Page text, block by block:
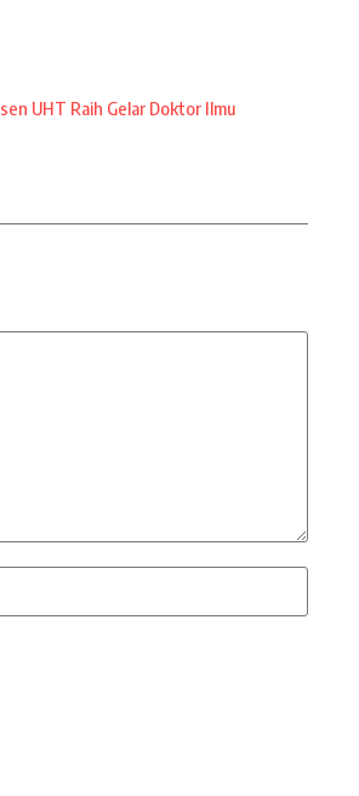
UHT Raih Gelar Doktor Ilmu